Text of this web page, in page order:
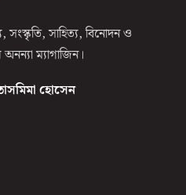
সংস্কৃতি, সাহিত্য, বিনোদন ও
ম্যাগাজিন।
হোসেন